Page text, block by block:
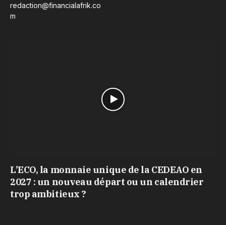
redaction@financialafrik.co
m
L’ECO, la monnaie unique de la CEDEAO en
2027 : un nouveau départ ou un calendrier
trop ambitieux ?